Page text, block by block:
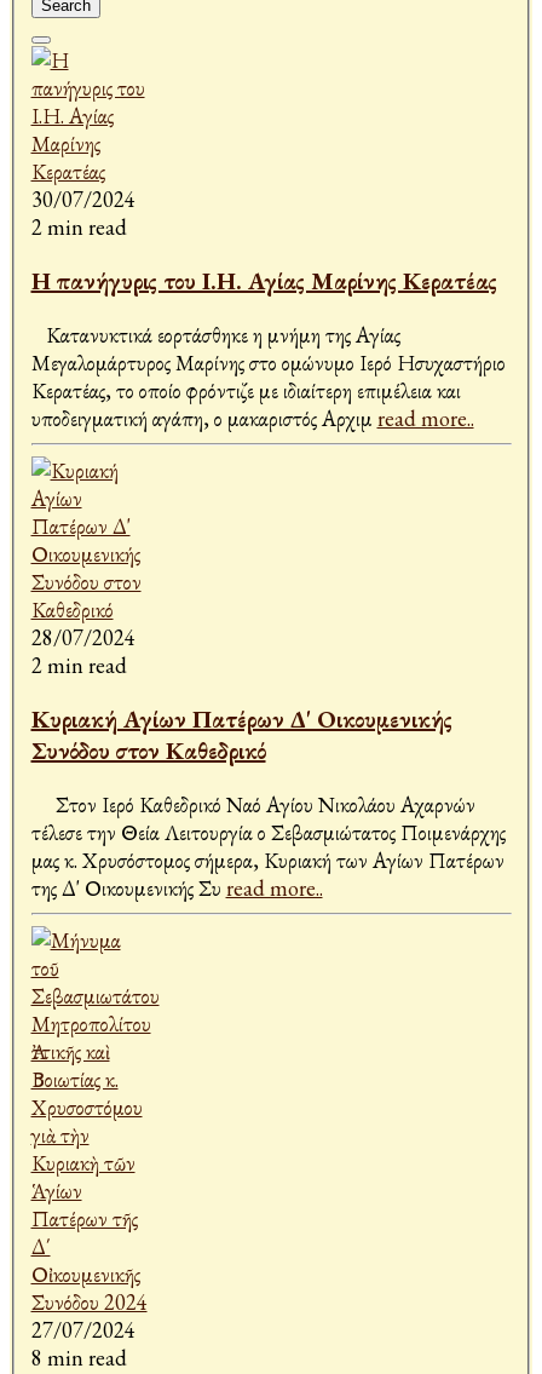
Search
30/07/2024
2 min read
Η πανήγυρις του Ι.Η. Αγίας Μαρίνης Κερατέας
Κατανυκτικά εορτάσθηκε η μνήμη της Αγίας
Μεγαλομάρτυρος Μαρίνης στο ομώνυμο Ιερό Ησυχαστήριο
Κερατέας, το οποίο φρόντιζε με ιδιαίτερη επιμέλεια και
υποδειγματική αγάπη, ο μακαριστός Αρχιμ read more..
28/07/2024
2 min read
Κυριακή Αγίων Πατέρων Δ' Οικουμενικής
Συνόδου στον Καθεδρικό
τέλεσε την Θεία Λειτουργία ο Σεβασμιώτατος Ποιμενάρχης
μας κ. Χρυσόστομος σήμερα, Κυριακή των Αγίων Πατέρων
της Δ' Οικουμενικής Συ read more..
27/07/2024
8 min read